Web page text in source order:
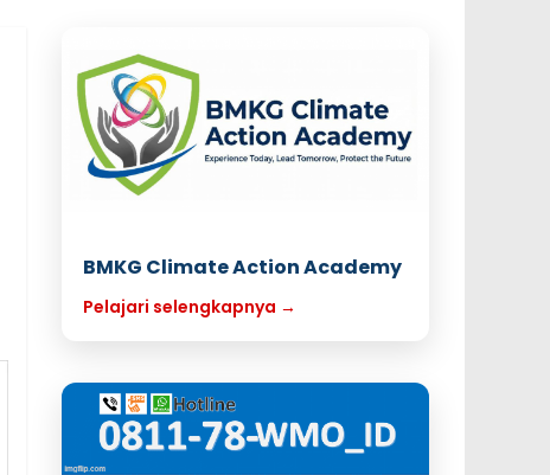
BMKG Climate Action Academy
Pelajari selengkapnya →